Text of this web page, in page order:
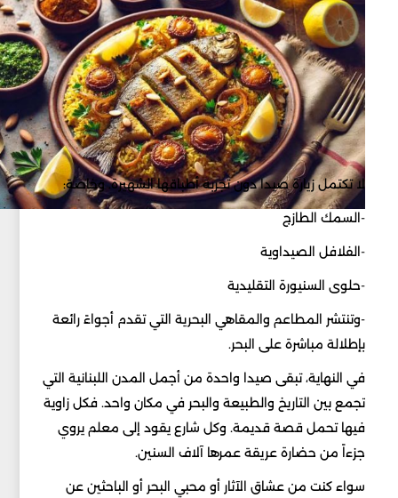
لا تكتمل زيارة صيدا دون تجربة أطباقها الشهيرة. وخاصة:
-السمك الطازج
-الفلافل الصيداوية
-حلوى السنيورة التقليدية
-وتنتشر المطاعم والمقاهي البحرية التي تقدم أجواءً رائعة
بإطلالة مباشرة على البحر.
في النهاية، تبقى صيدا واحدة من أجمل المدن اللبنانية التي
تجمع بين التاريخ والطبيعة والبحر في مكان واحد. فكل زاوية
فيها تحمل قصة قديمة. وكل شارع يقود إلى معلم يروي
جزءاً من حضارة عريقة عمرها آلاف السنين.
سواء كنت من عشاق الآثار أو محبي البحر أو الباحثين عن